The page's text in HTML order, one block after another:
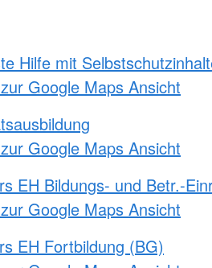
Hilfe mit
Google Maps Ansicht
Google Maps Ansicht
EH Bildungs- und Betr.-
Google Maps Ansicht
EH Fortbildung (BG)